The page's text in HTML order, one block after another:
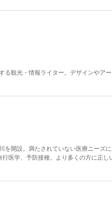
観光・情報ライター。デザインやア
開設。満たされていない医療ニーズ
医学、予防接種。より多くの方に正し